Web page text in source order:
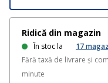
Ridică din magazin
În stoc la 17
Fără taxă de livrare și
minute